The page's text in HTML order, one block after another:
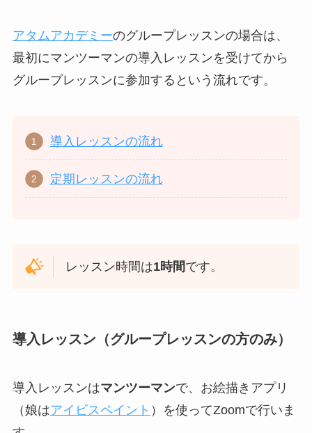
アタムアカデミーのグループレッスンの場合は、
最初にマンツーマンの導入レッスンを受けてから
グループレッスンに参加するという流れです。
導入レッスンの流れ
定期レッスンの流れ
レッスン時間は1時間です。
導入レッスン（グループレッスンの方のみ）
導入レッスンはマンツーマンで、お絵描きアプリ
（娘はアイビスペイント ）を使ってZoomで行いま